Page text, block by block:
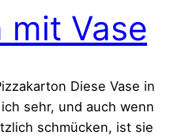
mit Vase
Diese Vase in
sehr, und auch wenn
schmücken, ist sie